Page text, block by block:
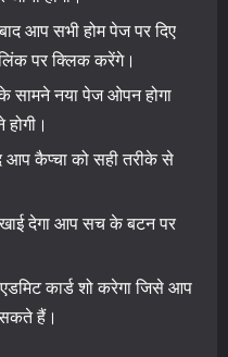
आप सभी होम पेज पर दिए
लिंक पर क्लिक करेंगे।
नया पेज ओपन होगा
आप कैप्चा को सही तरीके से
देगा आप सच के बटन पर
कार्ड शो करेगा जिसे आप
हैं।